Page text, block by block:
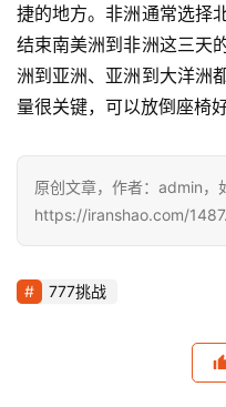
捷的地方。非洲通常选择
结束南美洲到非洲这三天
洲到亚洲、亚洲到大洋洲
量很关键，可以放倒座椅
原创文章，作者：admin，
https://iranshao.com/
777挑战